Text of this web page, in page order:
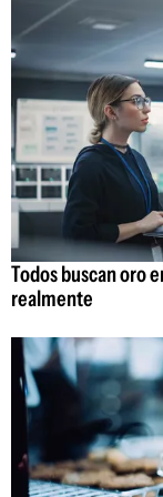
Todos buscan oro
realmente